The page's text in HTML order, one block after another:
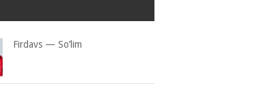
Firdavs — So’lim